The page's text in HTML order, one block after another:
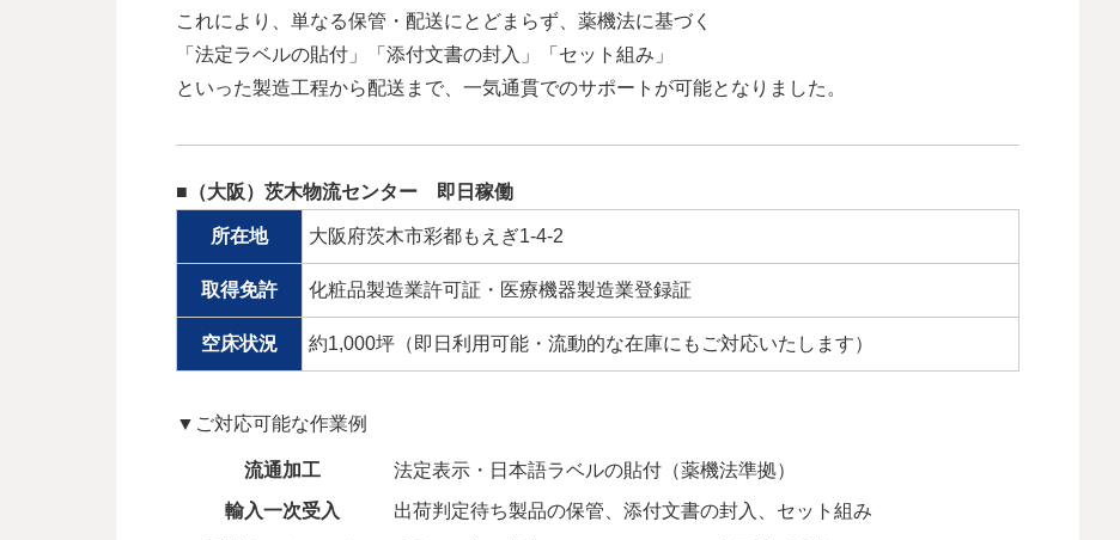
これにより、単なる保管・配送にとどまらず、薬機法に基づく
「法定ラベルの貼付」「添付文書の封入」「セット組み」
といった製造工程から配送まで、一気通貫でのサポートが可能となりました。
■（大阪）茨木物流センター 即日稼働
所在地 大阪府茨木市彩都もえぎ1-4-2
取得免許 化粧品製造業許可証・医療機器製造業登録証
空床状況 約1,000坪（即日利用可能・流動的な在庫にもご対応いたします）
▼ご対応可能な作業例
流通加工
法定表示・日本語ラベルの貼付（薬機法準拠）
輸入一次受入
出荷判定待ち製品の保管、添付文書の封入、セット組み